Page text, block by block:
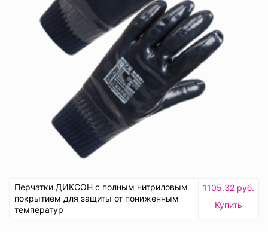
Перчатки ДИКСОН с полным нитриловым
покрытием для защиты от пониженным
температур
1105.32 руб.
Купить